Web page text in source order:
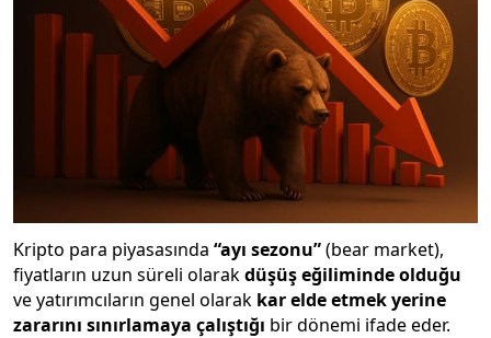
Kripto para piyasasında “ayı sezonu”(bear market),
fiyatların uzun süreli olarakdüşüş eğiliminde olduğu
ve yatırımcıların genel olarak kar elde etmek yerine
zararını sınırlamaya çalıştığı bir dönemi ifade eder.